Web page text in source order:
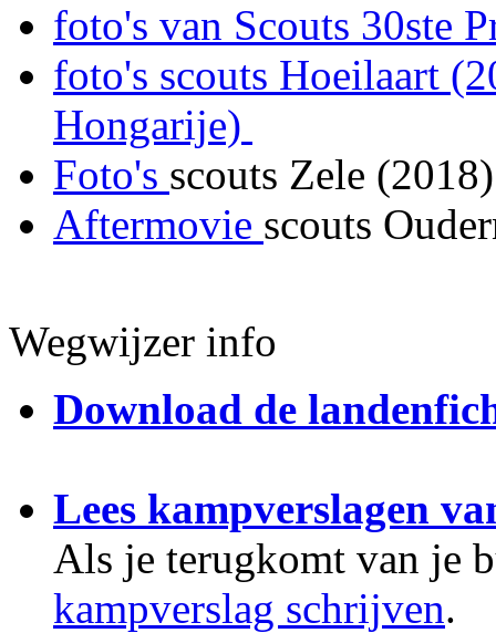
foto's van Scouts 30ste
foto's scouts Hoeilaart
Hongarije)
Foto's scouts Zele (2018)
Aftermovie scouts
Wegwijzer info
Download de
Lees kampverslagen
Als je terugkomt van je
kampverslag schrijven.